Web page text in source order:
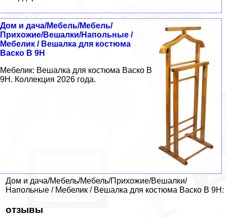
Дом и дача/Мебель/Мебель/
Прихожие/Вешалки/Напольные /
Мебелик / Вешалка для костюма
Васко В 9Н
Мебелик: Вешалка для костюма Васко В
9Н. Коллекция 2026 года.
Дом и дача/Мебель/Мебель/Прихожие/Вешалки/
Напольные / Мебелик / Вешалка для костюма Васко В 9Н:
отзывы